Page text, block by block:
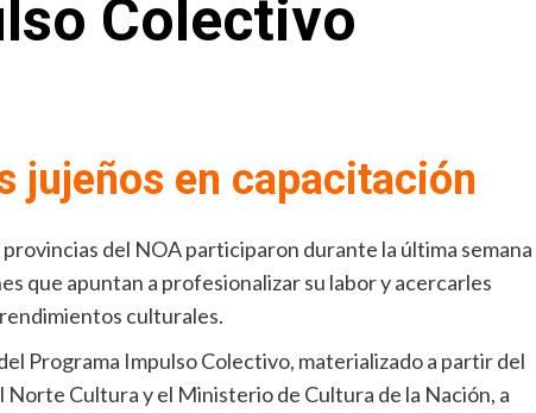
Colectivo
jujeños en capacitación
del NOA participaron durante la última semana
que apuntan a profesionalizar su labor y acercarles
culturales.
Programa Impulso Colectivo, materializado a partir del
Cultura y el Ministerio de Cultura de la Nación, a